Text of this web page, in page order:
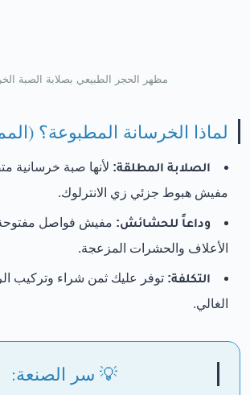
مظهر الحجر الطبيعي بصلابة الصبة
لماذا الخرسانة المطبوعة؟
الصلابة المطلقة: لأنها صبة خرسانية
مفيش هبوط جزئي زي الانترلوك.
وداعاً للحشائش: مفيش فواصل
الأعلاف والحشرات المزعجة.
التكلفة: توفر عليك ثمن شراء وتركيب
الغالي.
💡 سر الصنعة: